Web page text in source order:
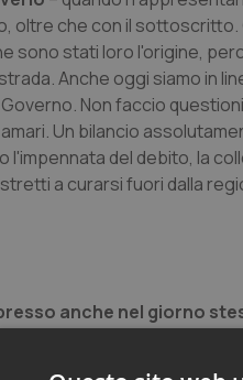
oltre che con il
sono stati loro l'origine,
Anche oggi siamo in
Non faccio
Un bilancio
del debito, la
a curarsi fuori dalla
anche nel giorno
che girava
ribadito “l’assoluta